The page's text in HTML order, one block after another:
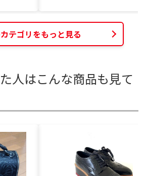
テゴリをもっと見る
人はこんな商品も見て